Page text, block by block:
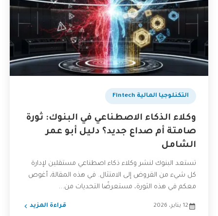
التكنلوجيا المالية Fintech
وكلاء الذكاء الاصطناعي في البنوك: ثورة
صامتة أم صداع جديد؟ دليل أبو عمر
الشامل
تستعد البنوك لنشر وكلاء ذكاء اصطناعي مستقلين لإدارة
كل شيء من القروض إلى الامتثال. في هذه المقالة، أغوص
معكم في هذه الثورة، مستعرضًا التحديات من...
12 يناير، 2026 قراءة المزيد